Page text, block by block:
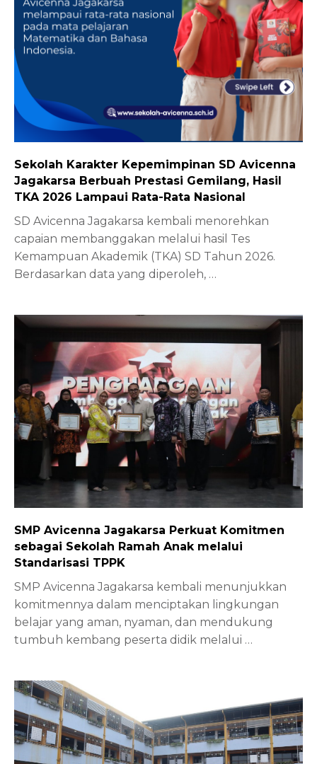
Sekolah Karakter Kepemimpinan SD Avicenna
Jagakarsa Berbuah Prestasi Gemilang, Hasil
TKA 2026 Lampaui Rata-Rata Nasional
SD Avicenna Jagakarsa kembali menorehkan
capaian membanggakan melalui hasil Tes
Kemampuan Akademik (TKA) SD Tahun 2026.
Berdasarkan data yang diperoleh, …
SMP Avicenna Jagakarsa Perkuat Komitmen
sebagai Sekolah Ramah Anak melalui
Standarisasi TPPK
SMP Avicenna Jagakarsa kembali menunjukkan
komitmennya dalam menciptakan lingkungan
belajar yang aman, nyaman, dan mendukung
tumbuh kembang peserta didik melalui …